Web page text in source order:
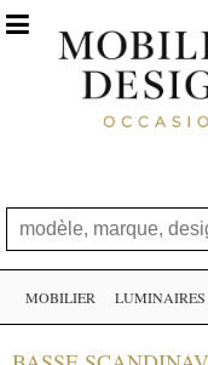

MOBILIER LUMINAIRES